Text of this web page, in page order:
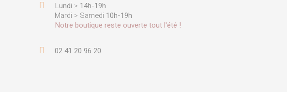
Lundi > 14h-19h
Mardi > Samedi 10h-19h
Notre boutique reste ouverte tout l'été !
02 41 20 96 20